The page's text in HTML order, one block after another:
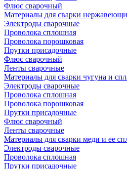
Флюс сварочный
Материалы для сварки
Электроды сварочные
Проволока сплошная
Проволока порошковая
Прутки присадочные
Флюс сварочный
Ленты сварочные
Материалы для сварки чугуна и
Электроды сварочные
Проволока сплошная
Проволока порошковая
Прутки присадочные
Флюс сварочный
Ленты сварочные
Материалы для сварки меди и ее
Электроды сварочные
Проволока сплошная
Прутки присадочные